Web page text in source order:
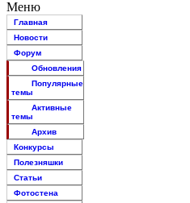
Меню
Главная
Новости
Форум
Обновления
Популярные
темы
Активные
темы
Архив
Конкурсы
Полезняшки
Статьи
Фотостена